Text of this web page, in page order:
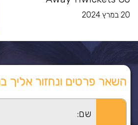
20 במרץ 2024
השאר פרטים ונחזור אליך